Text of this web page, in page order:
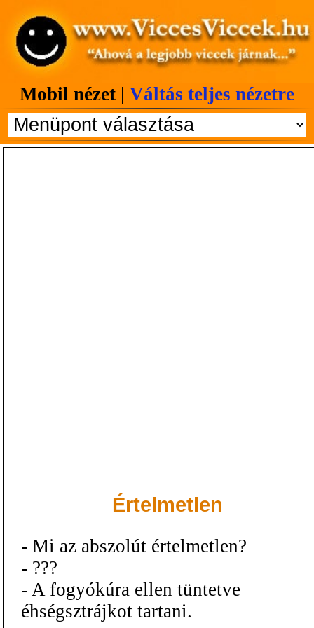
Mobil nézet | Váltás teljes nézetre
Értelmetlen
- Mi az abszolút értelmetlen?
- ???
- A fogyókúra ellen tüntetve
éhségsztrájkot tartani.